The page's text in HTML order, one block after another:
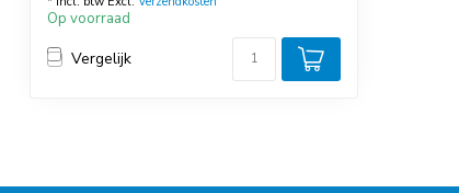
Op voorraad
Vergelijk